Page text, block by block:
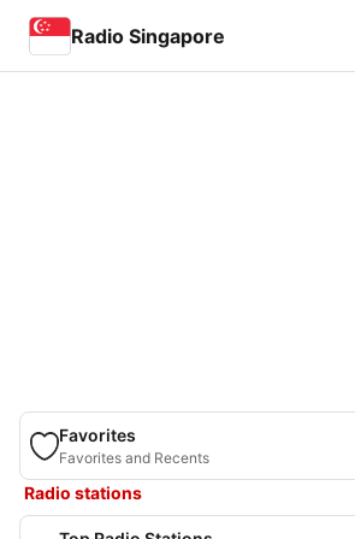
Radio Singapore
Favorites
Favorites and Recents
Radio stations